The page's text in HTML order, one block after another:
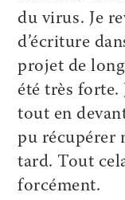
du virus. Je
d’écriture
projet de
été très forte.
tout en
pu récupérer
tard. Tout
forcément.